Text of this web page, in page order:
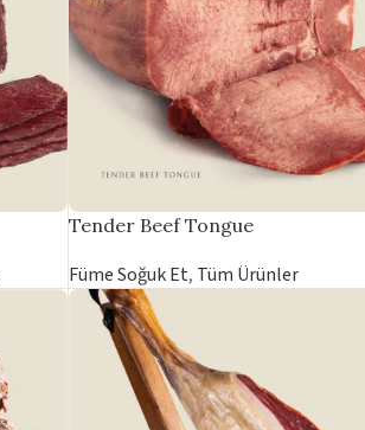
Tender Beef Tongue
Füme Soğuk Et, Tüm Ürünler